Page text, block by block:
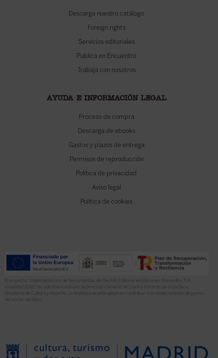
Descarga nuestro catálogo
Foreign rights
Servicios editoriales
Publica en Encuentro
Trabaja con nosotros
AYUDA E INFORMACIÓN LEGAL
Proceso de compra
Descarga de ebooks
Gastos y plazos de entrega
Permisos de reproducción
Política de privacidad
Aviso legal
Política de cookies
El proyecto “Implementación de herramientas de Gestión Editorial en Ediciones Encuentro, S.A.
anualidad 2022” ha sido financiado por la Dirección General del Libro y Fomento de la Lectura,
Ministerio de Cultura y Deporte. La finalidad de este apoyo es contribuir a la modernización de pymes
del sector del libro.